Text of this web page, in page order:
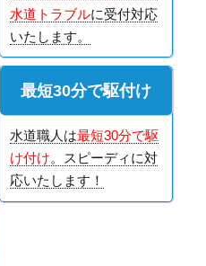
水道トラブルに受付対応
いたします。
最短30分で駆付け
水道職人は最短30分で駆
け付け。スピーディに対
応いたします！